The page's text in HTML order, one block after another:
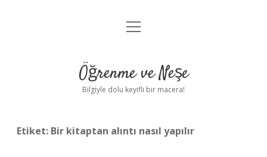
Anasayfa
Yasal Uyarı
menüyü
Öğrenme ve Neşe
Bilgiyle dolu keyifli bir macera!
Etiket: Bir kitaptan alıntı nasıl yapılır